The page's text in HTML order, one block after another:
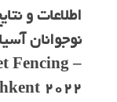
اطلاعات و
Fencing
2022